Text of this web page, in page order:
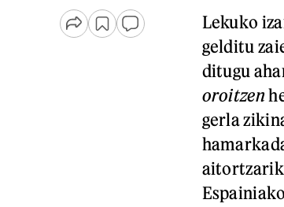
Lekuko
gelditu
ditugu
oroitzen
gerla